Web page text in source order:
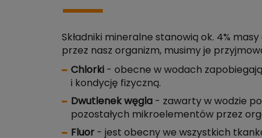
Składniki mineralne stanowią ok. 4%
przez nasz organizm, musimy je
Chlorki - obecne w wodach
i kondycję fizyczną.
Dwutlenek węgla - zawarty w wodzie
pozostałych mikroelementów przez
Fluor - jest obecny we wszystkich